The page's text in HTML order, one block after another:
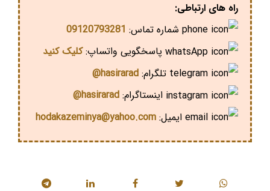
راه های ارتباطی:
شماره تماس: 09120793281
پاسخگویی واتساپ:کلیک کنید
تلگرام: hasirarad@
اینستاگرام: hasirarad@
ایمیل: hodakazeminya@yahoo.com